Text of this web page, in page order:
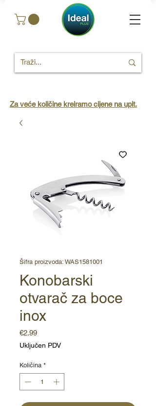
Za veće količine kreiramo cijene na upit.
Šifra proizvoda: WAS1581001
Konobarski
otvarač za boce
inox
€2.99Cijena
Uključen PDV
Količina *